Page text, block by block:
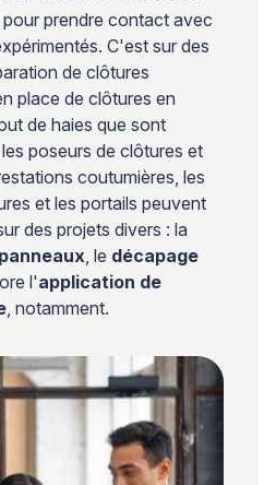
prendre contact avec
C'est sur des
de clôtures
place de clôtures en
de haies que sont
poseurs de clôtures et
coutumières, les
et les portails peuvent
des projets divers : la
, le décapage
l'application de
, notamment.